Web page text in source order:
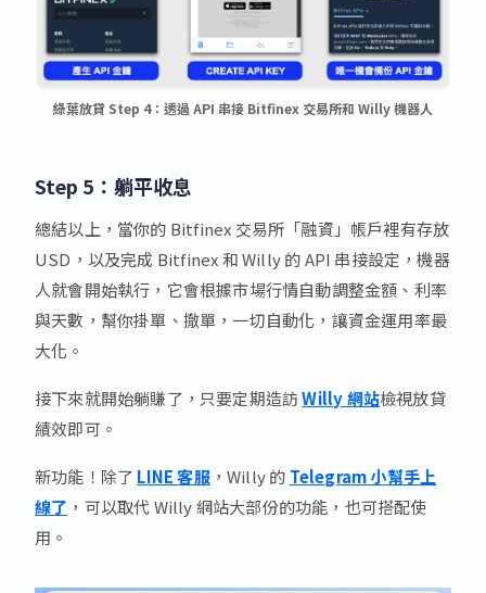
綠葉放貸 Step 4：透過 API 串接 Bitfinex 交易所和 Willy 機器人
Step 5：躺平收息
總結以上，當你的 Bitfinex 交易所「融資」帳戶裡有存放
USD，以及完成 Bitfinex 和 Willy 的 API 串接設定，機器
人就會開始執行，它會根據市場行情自動調整金額、利率
與天數，幫你掛單、撤單，一切自動化，讓資金運用率最
大化。
接下來就開始躺賺了，只要定期造訪Willy 網站檢視放貸
績效即可。
新功能！除了 LINE 客服，Willy 的 Telegram 小幫手上
線了 ，可以取代 Willy 網站大部份的功能，也可搭配使
用。